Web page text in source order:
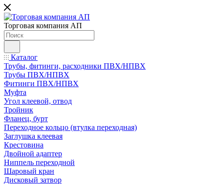
Торговая компания АП
Каталог
Трубы, фитинги, расходники ПВХ/НПВХ
Трубы ПВХ/НПВХ
Фитинги ПВХ/НПВХ
Муфта
Угол клеевой, отвод
Тройник
Фланец, бурт
Переходное кольцо (втулка переходная)
Заглушка клеевая
Крестовина
Двойной адаптер
Ниппель переходной
Шаровый кран
Дисковый затвор